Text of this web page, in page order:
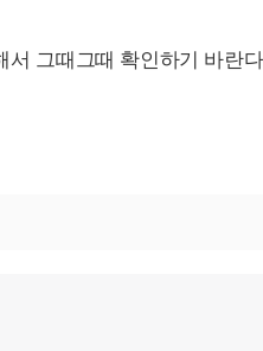
서 그때그때 확인하기 바란